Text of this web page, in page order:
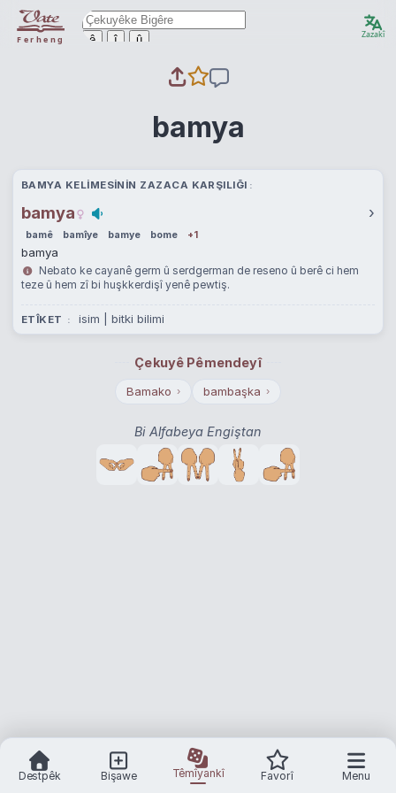
Ferheng ê î û Zazakî
bamya
BAMYA KELIMESININ ZAZACA KARŞILIĞI
bamya ›
bamê bamîye bamye bome +1
bamya
Nebato ke cayanê germ û serdgerman de reseno û berê ci hem
teze û hem zî bi huşkkerdişî yenê pewtiş.
ETÎKET isim | bitki bilimi
Çekuyê Pêmendeyî
Bamako › bambaşka ›
Bi Alfabeya Engiştan
Destpêk Bişawe Têmîyankî Favorî Menu